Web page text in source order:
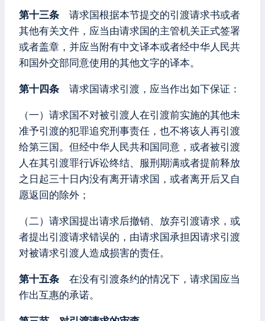
第十三条 请求国根据本节提交的引渡请求书或者
其他有关文件，应当由请求国的主管机关正式签署
或者盖章，并应当附有中文译本或者经中华人民共
和国外交部同意使用的其他文字的译本。
第十四条 请求国请求引渡，应当作出如下保证：
（一）请求国不对被引渡人在引渡前实施的其他未
准予引渡的犯罪追究刑事责任，也不将该人再引渡
给第三国。但经中华人民共和国同意，或者被引渡
人在其引渡罪行诉讼终结、服刑期满或者提前释放
之日起三十日内没有离开请求国，或者离开后又自
愿返回的除外；
（二）请求国提出请求后撤销、放弃引渡请求，或
者提出引渡请求错误的，由请求国承担因请求引渡
对被请求引渡人造成损害的责任。
第十五条 在没有引渡条约的情况下，请求国应当
作出互惠的承诺。